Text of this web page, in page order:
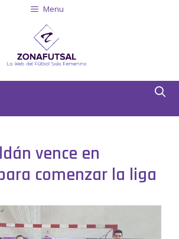
Menu
vence en
comenzar la liga